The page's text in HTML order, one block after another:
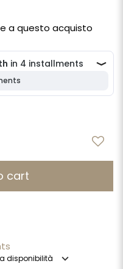
a questo acquisto
cart
disponibilità expand_more